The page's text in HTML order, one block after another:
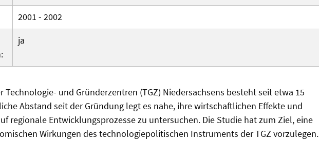
2001 - 2002
ja
Technologie- und Gründerzentren (TGZ) Niedersachsens besteht seit etwa 15
Abstand seit der Gründung legt es nahe, ihre wirtschaftlichen Effekte und
regionale Entwicklungsprozesse zu untersuchen. Die Studie hat zum Ziel, eine
Wirkungen des technologiepolitischen Instruments der TGZ vorzulegen.